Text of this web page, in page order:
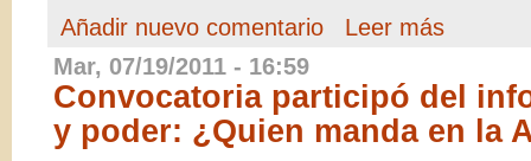
Añadir nuevo comentario
Leer más
Mar, 07/19/2011 - 16:59
Convocatoria participó del
y poder: ¿Quien manda en la